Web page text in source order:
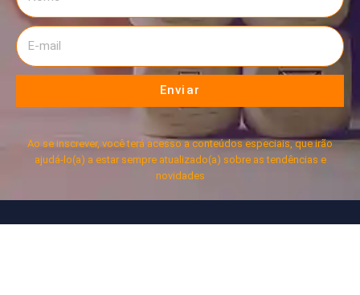
Enviar
Ao se inscrever, você terá acesso a conteúdos especiais, que irão
ajudá-lo(a) a estar sempre atualizado(a) sobre as tendências e
novidades